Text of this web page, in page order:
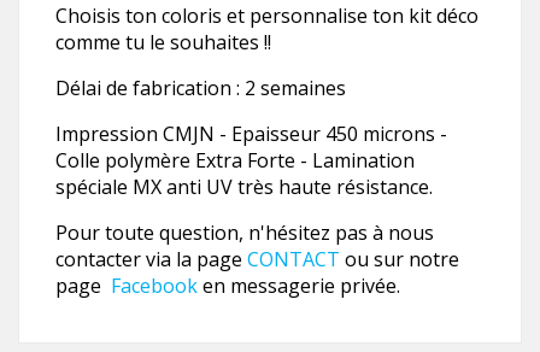
Choisis ton coloris et personnalise ton kit déco
comme tu le souhaites !!
Délai de fabrication : 2 semaines
Impression CMJN - Epaisseur 450 microns -
Colle polymère Extra Forte - Lamination
spéciale MX anti UV très haute résistance.
Pour toute question, n'hésitez pas à nous
contacter via la page CONTACT ou sur notre
page Facebooken messagerie privée.